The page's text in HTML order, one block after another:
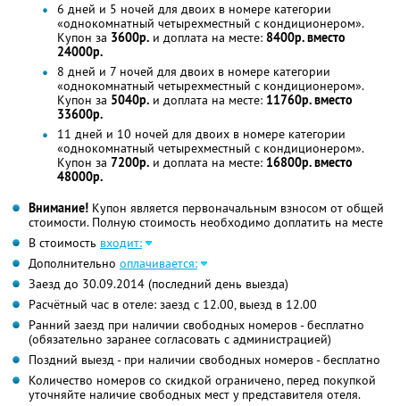
6 дней и 5 ночей для двоих в номере категории
«однокомнатный четырехместный с кондиционером».
Купон за 3600р. и доплата на месте: 8400р. вместо
24000р.
8 дней и 7 ночей для двоих в номере категории
«однокомнатный четырехместный с кондиционером».
Купон за 5040р. и доплата на месте: 11760р. вместо
33600р.
11 дней и 10 ночей для двоих в номере категории
«однокомнатный четырехместный с кондиционером».
Купон за 7200р. и доплата на месте: 16800р. вместо
48000р.
Внимание! Купон является первоначальным взносом от общей
стоимости. Полную стоимость необходимо доплатить на месте
В стоимость входит:
Дополнительно оплачивается:
Заезд до 30.09.2014 (последний день выезда)
Расчётный час в отеле: заезд с 12.00, выезд в 12.00
Ранний заезд при наличии свободных номеров - бесплатно
(обязательно заранее согласовать с администрацией)
Поздний выезд - при наличии свободных номеров - бесплатно
Количество номеров со скидкой ограничено, перед покупкой
уточняйте наличие свободных мест у представителя отеля.